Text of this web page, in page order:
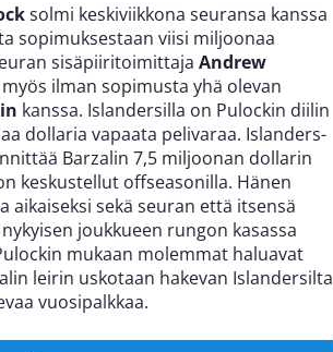
solmi keskiviikkona seuransa kanssa
sopimuksestaan viisi miljoonaa
sisäpiiritoimittaja Andrew
ilman sopimusta yhä olevan
kanssa. Islandersilla on Pulockin diilin
dollaria vapaata pelivaraa. Islanders-
Barzalin 7,5 miljoonan dollarin
keskustellut offseasonilla. Hänen
sekä seuran että itsensä
joukkueen rungon kasassa
mukaan molemmat haluavat
leirin uskotaan hakevan Islandersilta
vuosipalkkaa.